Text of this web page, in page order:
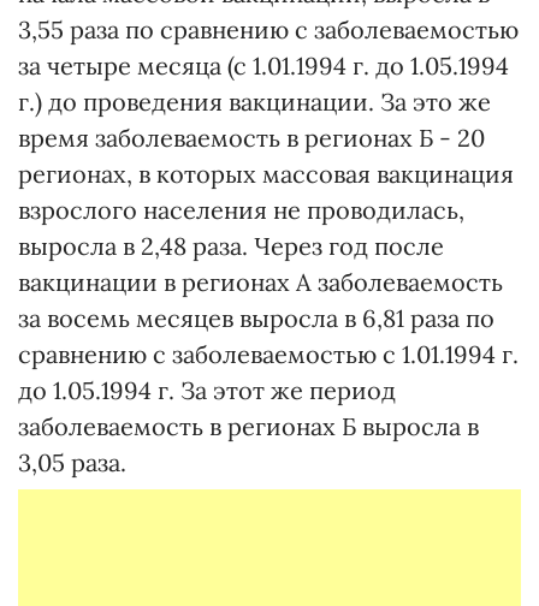
3,55 раза по сравнению с заболеваемостью
за четыре месяца (с 1.01.1994 г. до 1.05.1994
г.) до проведения вакцинации. За это же
время заболеваемость в регионах Б - 20
регионах, в которых массовая вакцинация
взрослого населения не проводилась,
выросла в 2,48 раза. Через год после
вакцинации в регионах А заболеваемость
за восемь месяцев выросла в 6,81 раза по
сравнению с заболеваемостью с 1.01.1994 г.
до 1.05.1994 г. За этот же период
заболеваемость в регионах Б выросла в
3,05 раза.